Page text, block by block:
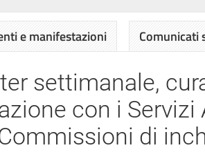
e manifestazioni Comunicati
settimanale,
con i
di